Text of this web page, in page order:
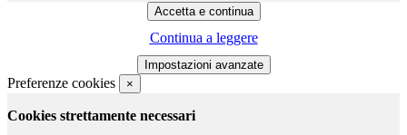
Continua a leggere
Preferenze cookies ×
Cookies strettamente necessari